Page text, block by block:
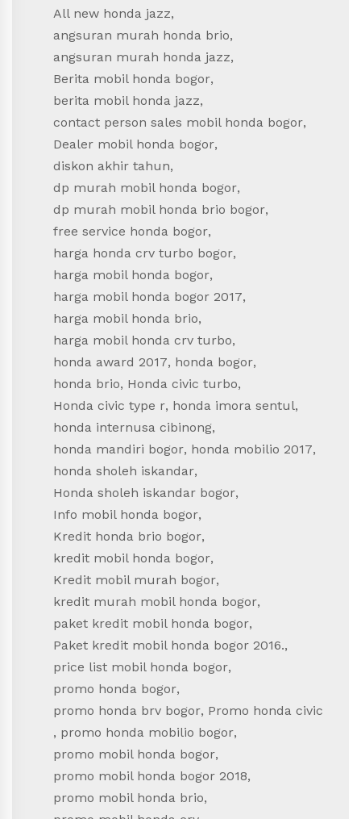
All new honda jazz,
angsuran murah honda brio,
angsuran murah honda jazz,
Berita mobil honda bogor,
berita mobil honda jazz,
contact person sales mobil honda bogor,
Dealer mobil honda bogor,
diskon akhir tahun,
dp murah mobil honda bogor,
dp murah mobil honda brio bogor,
free service honda bogor,
harga honda crv turbo bogor,
harga mobil honda bogor,
harga mobil honda bogor 2017,
harga mobil honda brio,
harga mobil honda crv turbo,
honda award 2017, honda bogor,
honda brio, Honda civic turbo,
Honda civic type r, honda imora sentul,
honda internusa cibinong,
honda mandiri bogor, honda mobilio 2017,
honda sholeh iskandar,
Honda sholeh iskandar bogor,
Info mobil honda bogor,
Kredit honda brio bogor,
kredit mobil honda bogor,
Kredit mobil murah bogor,
kredit murah mobil honda bogor,
paket kredit mobil honda bogor,
Paket kredit mobil honda bogor 2016.,
price list mobil honda bogor,
promo honda bogor,
promo honda brv bogor, Promo honda civic
, promo honda mobilio bogor,
promo mobil honda bogor,
promo mobil honda bogor 2018,
promo mobil honda brio,